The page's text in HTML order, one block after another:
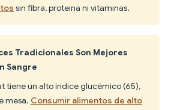
sin fibra, proteína ni vitaminas.
Tradicionales Son Mejores
Sangre
tiene un alto índice glucémico (65),
mesa. Consumir alimentos de alto